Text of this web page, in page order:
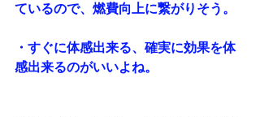
ているので、燃費向上に繋がりそう。
・すぐに体感出来る、確実に効果を体
感出来るのがいいよね。